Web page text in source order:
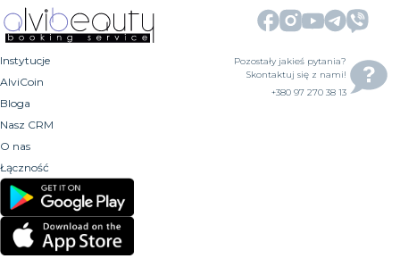
Instytucje
AlviCoin
Bloga
Nasz CRM
O nas
Łączność
Pozostały jakieś pytania?
Skontaktuj się z nami!
+380 97 270 38 13